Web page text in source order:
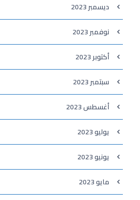
ديسمبر 2023
نوفمبر 2023
أكتوبر 2023
سبتمبر 2023
أغسطس 2023
يوليو 2023
يونيو 2023
مايو 2023